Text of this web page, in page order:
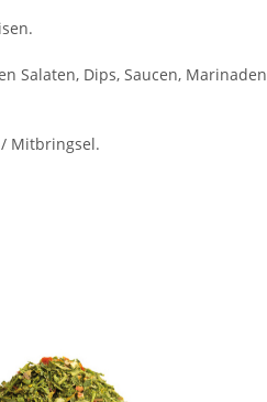
Dips, Saucen,
Mitbringsel.